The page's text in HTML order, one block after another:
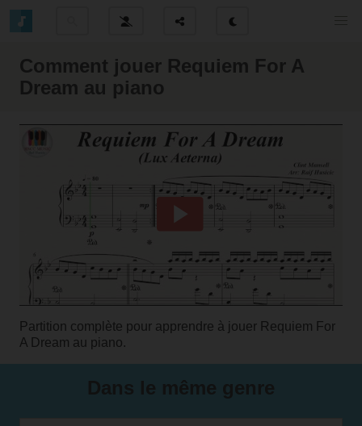
Comment jouer Requiem For A
Dream au piano
Partition complète pour apprendre à jouer Requiem For
A Dream au piano.